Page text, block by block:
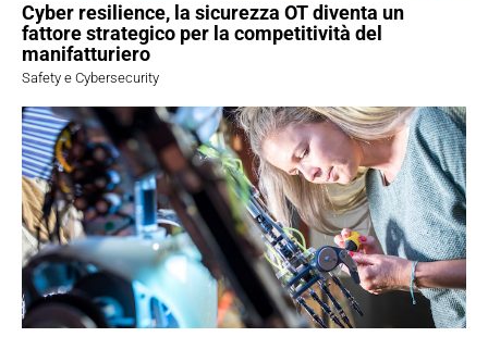
Cyber resilience, la sicurezza OT diventa un
fattore strategico per la competitività del
manifatturiero
Safety e Cybersecurity